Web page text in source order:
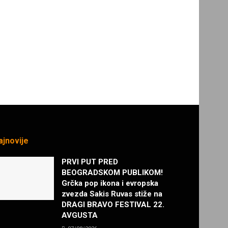
PRVI PUT PRED
BEOGRADSKOM PUBLIKOM!
Grčka pop ikona i evropska
zvezda Sakis Ruvas stiže na
DRAGI BRAVO FESTIVAL 22.
AVGUSTA